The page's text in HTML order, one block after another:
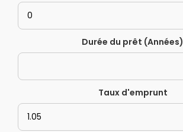
Durée du prêt (Années)
Taux d'emprunt